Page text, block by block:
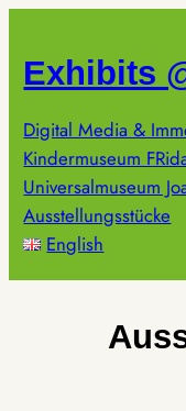
springen
Exhibits
Digital Media &
Kindermuseum
Universalmuseum
Ausstellungsstücke
English